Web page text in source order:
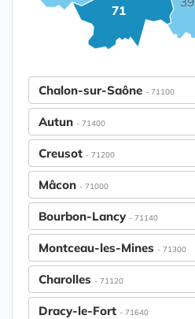
71
Chalon-sur-Saône - 71100
Autun - 71400
Creusot - 71200
Mâcon - 71000
Bourbon-Lancy - 71140
Montceau-les-Mines - 71300
Charolles - 71120
Dracy-le-Fort - 71640